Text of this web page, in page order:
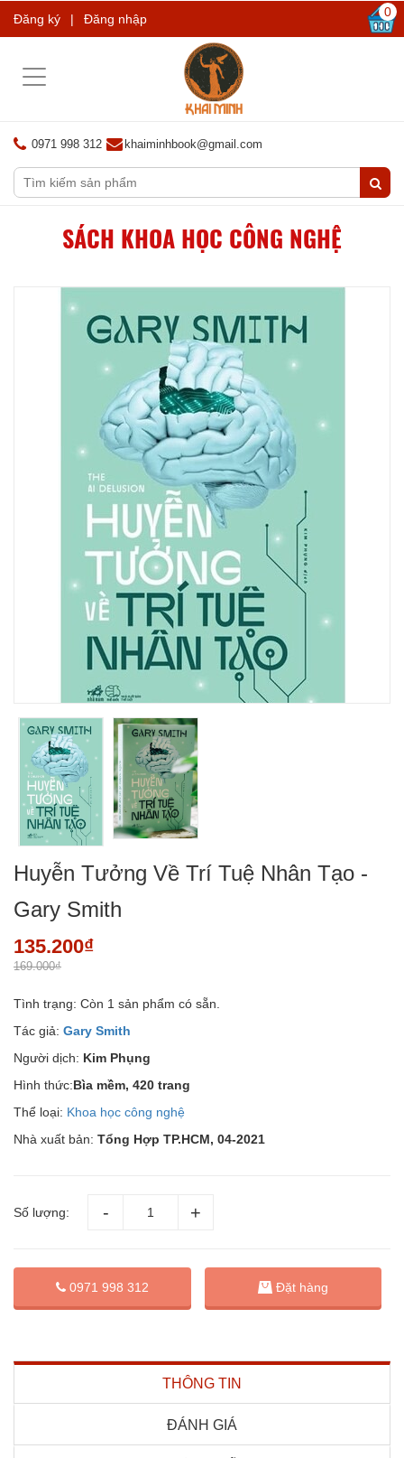
Đăng ký | Đăng nhập 0
Toggle
0971 998 312 khaiminhbook@gmail.com
SÁCH KHOA HỌC CÔNG NGHỆ
Huyễn Tưởng Về Trí Tuệ Nhân Tạo -
Gary Smith
135.200₫
169.000₫
Tình trạng: Còn 1 sản phẩm có sẵn.
Tác giả: Gary Smith
Người dịch: Kim Phụng
Hình thức:Bìa mềm, 420 trang
Thể loại: Khoa học công nghệ
Nhà xuất bản: Tổng Hợp TP.HCM, 04-2021
Số lượng:
0971 998 312 Đặt hàng
THÔNG TIN
ĐÁNH GIÁ